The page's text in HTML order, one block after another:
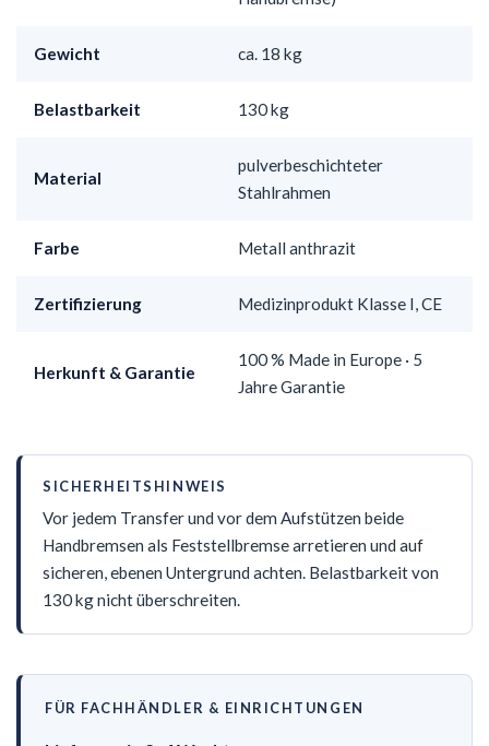
Gewicht ca. 18 kg
Belastbarkeit 130 kg
Material
pulverbeschichteter
Stahlrahmen
Farbe Metall anthrazit
Zertifizierung Medizinprodukt Klasse I, CE
Herkunft & Garantie
100 % Made in Europe · 5
Jahre Garantie
SICHERHEITSHINWEIS
Vor jedem Transfer und vor dem Aufstützen beide
Handbremsen als Feststellbremse arretieren und auf
sicheren, ebenen Untergrund achten. Belastbarkeit von
130 kg nicht überschreiten.
FÜR FACHHÄNDLER & EINRICHTUNGEN